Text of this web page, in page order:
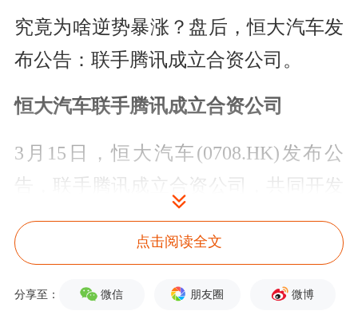
究竟为啥逆势暴涨？盘后，恒大汽车发
布公告：联手腾讯成立合资公司。
恒大汽车联手腾讯成立合资公司
3月15日，恒大汽车(0708.HK)发布公
告，联手腾讯成立合资公司，共同开发
世界领先且拥有自主知识产权的车载智
能操作系统，恒大汽车持有合资公司
60%股权，腾讯旗下的北京梧桐车联科
点击阅读全文
分享至： 微信 朋友圈 微博